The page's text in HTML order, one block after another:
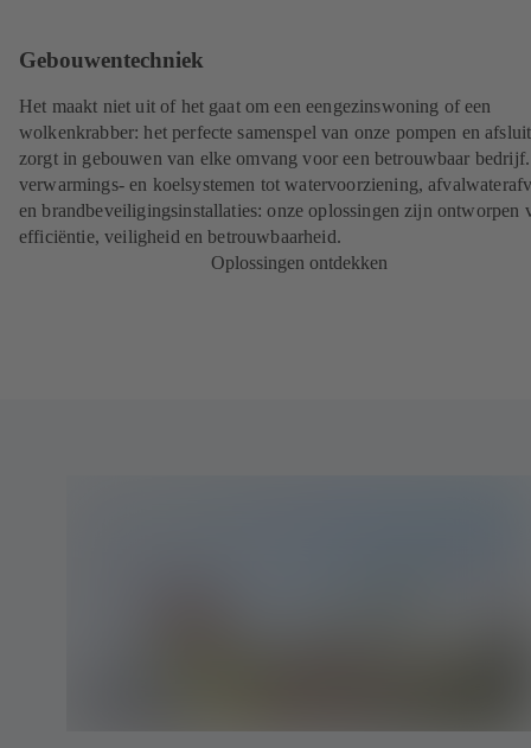
Gebouwentechniek
Het maakt niet uit of het gaat om een eengezinswoning of een
wolkenkrabber: het perfecte samenspel van onze pompen en
zorgt in gebouwen van elke omvang voor een betrouwbaar
verwarmings- en koelsystemen tot watervoorziening,
en brandbeveiligingsinstallaties: onze oplossingen zijn ontworpen
efficiëntie, veiligheid en betrouwbaarheid.
Oplossingen ontdekken